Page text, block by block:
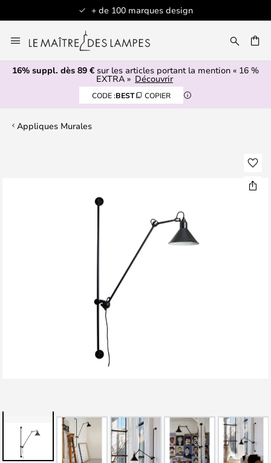
+ de 100 marques design
au
contenu
16% suppl. dès 89 € sur les articles portant la mention « 16 %
EXTRA » Découvrir
CODE :BEST COPIER
Appliques Murales